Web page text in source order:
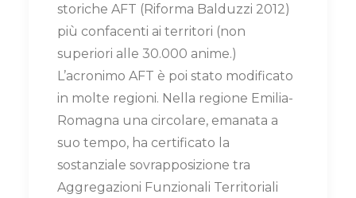
storiche AFT (Riforma Balduzzi 2012)
più confacenti ai territori (non
superiori alle 30.000 anime.)
L’acronimo AFT è poi stato modificato
in molte regioni. Nella regione Emilia-
Romagna una circolare, emanata a
suo tempo, ha certificato la
sostanziale sovrapposizione tra
Aggregazioni Funzionali Territoriali